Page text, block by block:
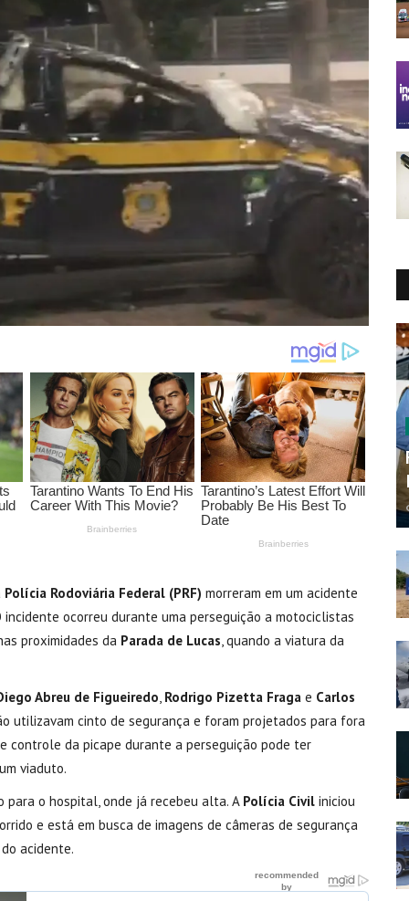
Polícia Rodoviária Federal (PRF) morreram em um acidente
incidente ocorreu durante uma perseguição a motociclistas
proximidades da Parada de Lucas, quando a viatura da
Abreu de Figueiredo, Rodrigo Pizetta Fraga e Carlos
utilizavam cinto de segurança e foram projetados para fora
controle da picape durante a perseguição pode ter
viaduto.
o hospital, onde já recebeu alta. A Polícia Civil iniciou
e está em busca de imagens de câmeras de segurança
acidente.